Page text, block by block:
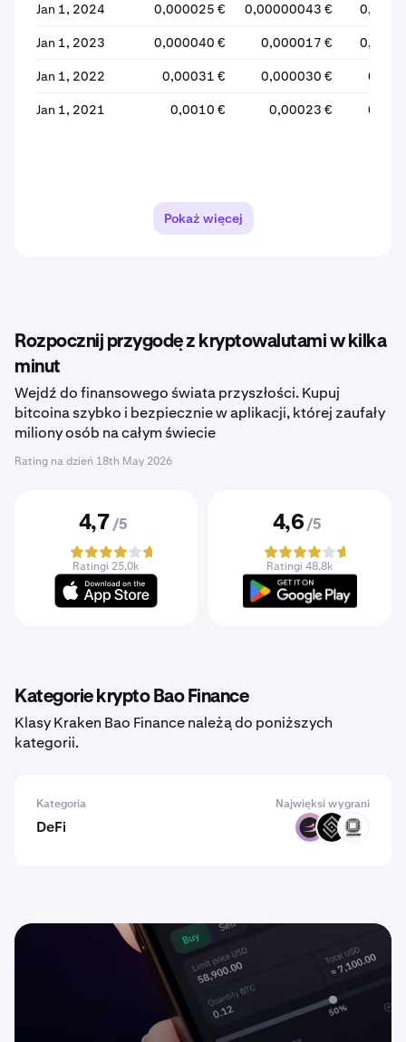
Jan 1, 2024 0,000025 € 0,00000043 €
Jan 1, 2023 0,000040 € 0,000017 €
Jan 1, 2022 0,00031 € 0,000030 €
Jan 1, 2021 0,0010 € 0,00023 €
Pokaż więcej
Rozpocznij przygodę z kryptowalutami w kilka
minut
Wejdź do finansowego świata przyszłości. Kupuj
bitcoina szybko i bezpiecznie w aplikacji, której zaufały
miliony osób na całym świecie
Rating na dzień 18th May 2026
4,7 /5
Ratingi 25,0k
4,6 /5
Ratingi 48,8k
Kategorie krypto Bao Finance
Klasy Kraken Bao Finance należą do poniższych
kategorii.
Kategoria Najwięksi wygrani
DeFi BETA DECT EVOP